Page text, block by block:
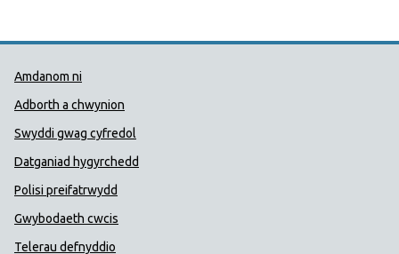
Dolenni Cymorth Iechyd
Amdanom ni
Adborth a chwynion
Swyddi gwag cyfredol
Datganiad hygyrchedd
Polisi preifatrwydd
Gwybodaeth cwcis
Telerau defnyddio